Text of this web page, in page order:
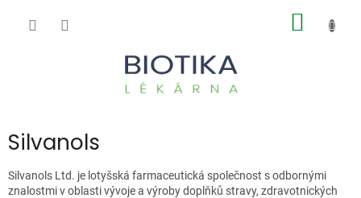
Silvanols
Silvanols Ltd. je lotyšská farmaceutická společnost s odbornými
znalostmi v oblasti vývoje a výroby doplňků stravy, zdravotnických